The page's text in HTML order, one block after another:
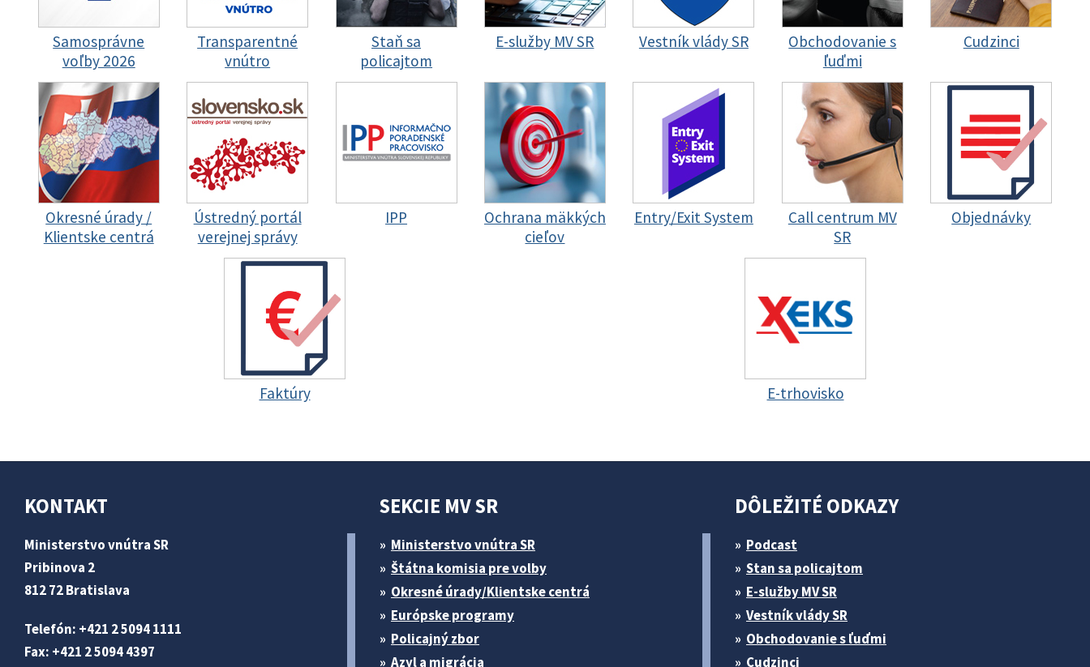
Samosprávne
voľby 2026
Transparentné
vnútro
Staň sa
policajtom
E-služby MV SR Vestník vlády SR
Obchodovanie s
ľuďmi
Cudzinci
Okresné úrady /
Klientske centrá
Ústredný portál
verejnej správy
IPP
Ochrana mäkkých
cieľov
Entry/Exit System
Call centrum MV
SR
Objednávky
Faktúry E-trhovisko
KONTAKT
Ministerstvo vnútra SR
Pribinova 2
812 72 Bratislava
Telefón: +421 2 5094 1111
Fax: +421 2 5094 4397
SEKCIE MV SR
Ministerstvo vnútra SR
Štátna komisia pre volby
Okresné úrady/Klientske centrá
Európske programy
Policajný zbor
Azyl a migrácia
DÔLEŽITÉ ODKAZY
Podcast
Stan sa policajtom
E-služby MV SR
Vestník vlády SR
Obchodovanie s ľuďmi
Cudzinci